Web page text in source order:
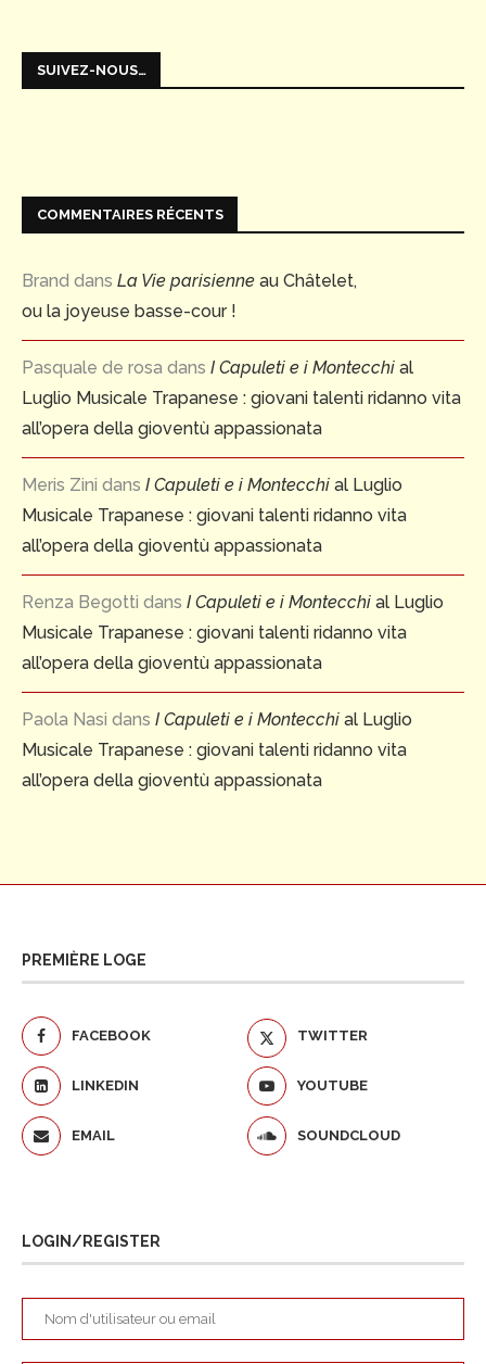
SUIVEZ-NOUS…
COMMENTAIRES RÉCENTS
Brand dans La Vie parisienne au Châtelet,
ou la joyeuse basse-cour !
Pasquale de rosa dans I Capuleti e i Montecchi al
Luglio Musicale Trapanese : giovani talenti ridanno vita
all’opera della gioventù appassionata
Meris Zini dans I Capuleti e i Montecchi al Luglio
Musicale Trapanese : giovani talenti ridanno vita
all’opera della gioventù appassionata
Renza Begotti dans I Capuleti e i Montecchi al Luglio
Musicale Trapanese : giovani talenti ridanno vita
all’opera della gioventù appassionata
Paola Nasi dans I Capuleti e i Montecchi al Luglio
Musicale Trapanese : giovani talenti ridanno vita
all’opera della gioventù appassionata
PREMIÈRE LOGE
FACEBOOK TWITTER
LINKEDIN YOUTUBE
EMAIL SOUNDCLOUD
LOGIN/REGISTER